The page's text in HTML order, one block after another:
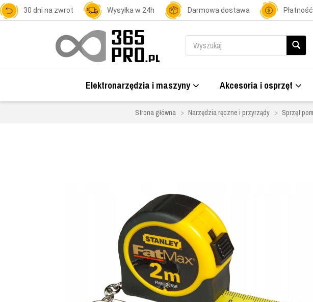
30 dni na zwrot Wysyłka w 24h Darmowa dostawa
Elektronarzędzia i maszyny Akcesoria i osprzęt
Strona główna Narzędzia ręczne i przyrządy Sprzęt